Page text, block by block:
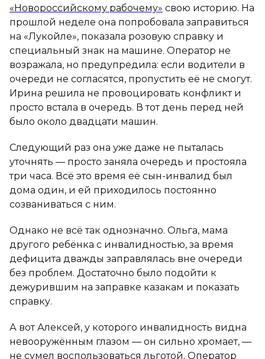
«Новороссийскому рабочему» свою историю. На
прошлой неделе она попробовала заправиться
на «Лукойле», показала розовую справку и
специальный знак на машине. Оператор не
возражала, но предупредила: если водители в
очереди не согласятся, пропустить её не смогут.
Ирина решила не провоцировать конфликт и
просто встала в очередь. В тот день перед ней
было около двадцати машин.
Следующий раз она уже даже не пыталась
уточнять — просто заняла очередь и простояла
три часа. Всё это время её сын-инвалид был
дома один, и ей приходилось постоянно
созваниваться с ним.
Однако не всё так однозначно. Ольга, мама
другого ребёнка с инвалидностью, за время
дефицита дважды заправлялась вне очереди
без проблем. Достаточно было подойти к
дежурившим на заправке казакам и показать
справку.
А вот Алексей, у которого инвалидность видна
невооружённым глазом — он сильно хромает, —
не сумел воспользоваться льготой. Оператор